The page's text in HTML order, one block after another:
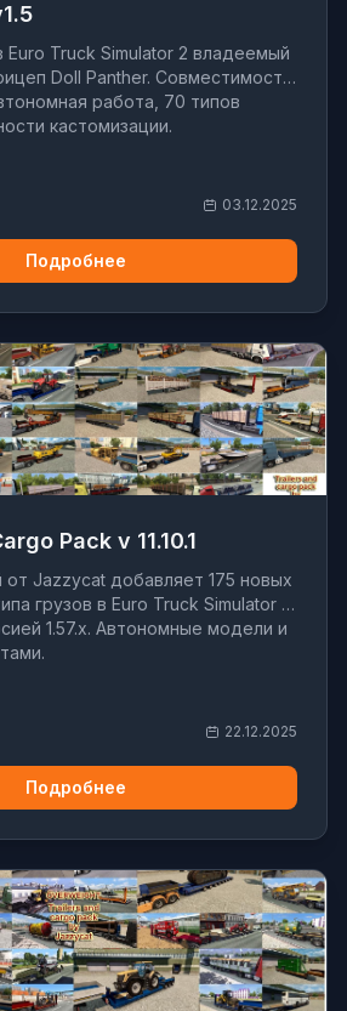
Truck Simulator 2 владеемый
Doll Panther. Совместимость
работа, 70 типов
кастомизации.
03.12.2025
Подробнее
Pack v 11.10.1
Jazzycat добавляет 175 новых
грузов в Euro Truck Simulator 2.
1.57.x. Автономные модели и
22.12.2025
Подробнее